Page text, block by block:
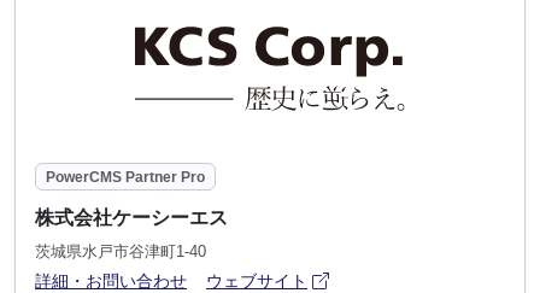
PowerCMS Partner Pro
株式会社ケーシーエス
茨城県水戸市谷津町1-40
詳細・お問い合わせ ウェブサイト